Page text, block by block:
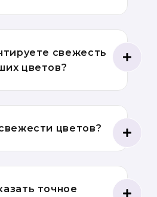
свежесть
цветов?
цветов?
точное